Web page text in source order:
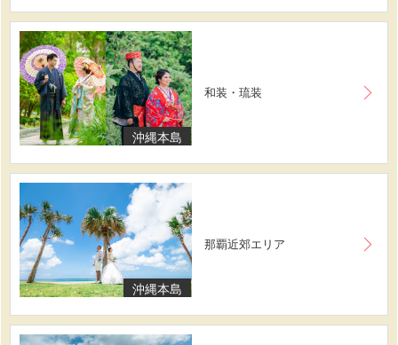
沖縄本島
和装・琉装
沖縄本島
那覇近郊エリア